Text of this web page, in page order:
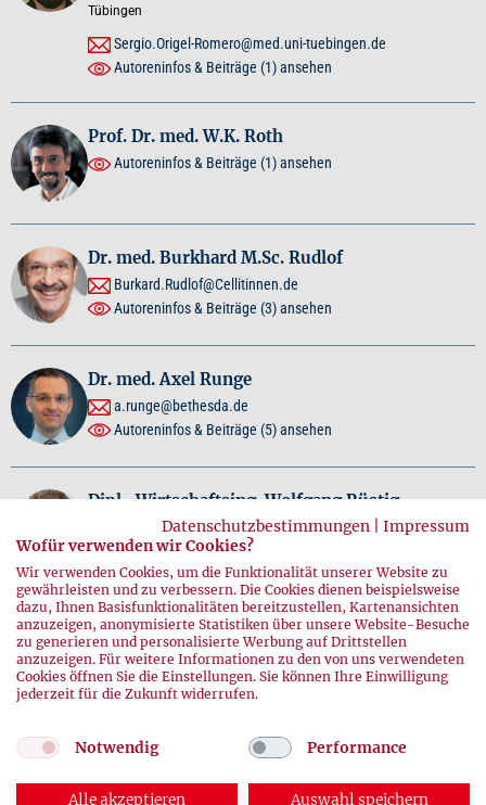
Tübingen
Sergio.Origel-Romero@med.uni-tuebingen.de
Autoreninfos & Beiträge (1)ansehen
Prof. Dr. med. W.K. Roth
Autoreninfos & Beiträge (1)ansehen
Dr. med. Burkhard M.Sc. Rudlof
Burkard.Rudlof@Cellitinnen.de
Autoreninfos & Beiträge (3)ansehen
Dr. med. Axel Runge
a.runge@bethesda.de
Autoreninfos & Beiträge (5)ansehen
Dipl.-Wirtschaftsing. Wolfgang Rüstig
Kaufmännischer Geschäftsführer
DRK-Blutspendedienst Baden-Württemberg – Hessen
gemeinnützige GmbH
w.ruestig@blutspende.de
Autoreninfos & Beiträge(3)ansehen
Datenschutzbestimmungen
Impressum
Wofür verwenden wir Cookies?
Wir verwenden Cookies, um die Funktionalität unserer Website zu
gewährleisten und zu verbessern. Die Cookies dienen beispielsweise
dazu, Ihnen Basisfunktionalitäten bereitzustellen, Kartenansichten
anzuzeigen, anonymisierte Statistiken über unsere Website-Besuche
zu generieren und personalisierte Werbung auf Drittstellen
anzuzeigen. Für weitere Informationen zu den von uns verwendeten
Cookies öffnen Sie die Einstellungen. Sie können Ihre Einwilligung
jederzeit für die Zukunft widerrufen.
Notwendig Performance
Alle akzeptieren Auswahl speichern